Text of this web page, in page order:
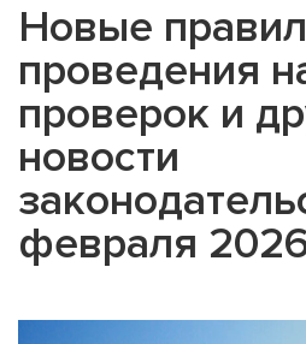
Новые
проведения
проверок и
новости
февраля